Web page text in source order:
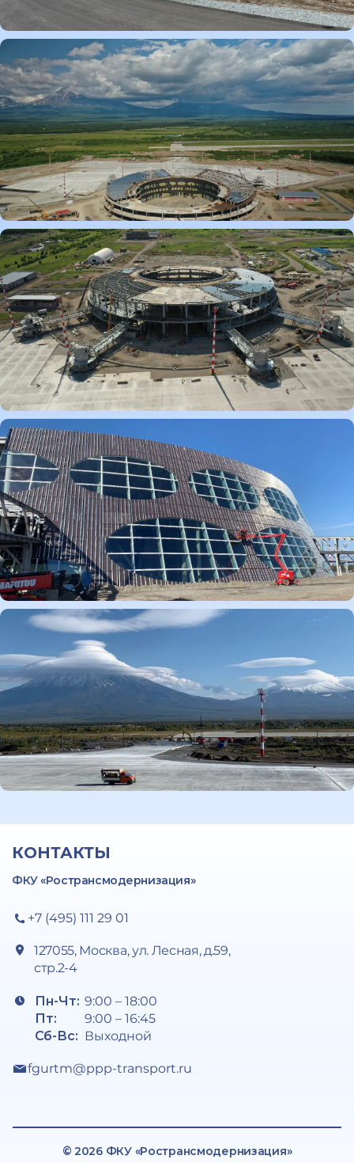
КОНТАКТЫ
ФКУ «Ространсмодернизация»
+7 (495) 111 29 01
127055, Москва, ул. Лесная, д.59,
стр.2-4
Пн-Чт:
Пт:
Сб-Вс:
9:00 – 18:00
9:00 – 16:45
Выходной
fgurtm@ppp-transport.ru
© 2026 ФКУ «Ространсмодернизация»